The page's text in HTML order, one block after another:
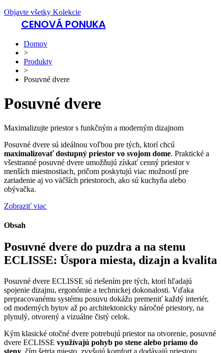
Objavte všetky Kolekcie
CENOVÁ PONUKA
Domov
>
Produkty
>
Posuvné dvere
Posuvné dvere
Maximalizujte priestor s funkčným a moderným dizajnom
Posuvné dvere sú ideálnou voľbou pre tých, ktorí chcú
maximalizovať dostupný priestor vo svojom dome. Praktické a
všestranné posuvné dvere umožňujú získať cenný priestor v
menších miestnostiach, pričom poskytujú viac možností pre
zariadenie aj vo väčších priestoroch, ako sú kuchyňa alebo
obývačka.
Zobraziť viac
Obsah
Posuvné dvere do puzdra a na stenu
ECLISSE: Úspora miesta, dizajn a kvalita
Posuvné dvere ECLISSE sú riešením pre tých, ktorí hľadajú
spojenie dizajnu, ergonómie a technickej dokonalosti. Vďaka
prepracovanému systému posuvu dokážu premeniť každý interiér,
od moderných bytov až po architektonicky náročné priestory, na
plynulý, otvorený a vizuálne čistý celok.
Kým klasické otočné dvere potrebujú priestor na otvorenie, posuvné
dvere ECLISSE využívajú pohyb po stene alebo priamo do